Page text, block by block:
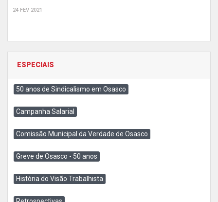
24 FEV 2021
ESPECIAIS
50 anos de Sindicalismo em Osasco
Campanha Salarial
Comissão Municipal da Verdade de Osasco
Greve de Osasco - 50 anos
História do Visão Trabalhista